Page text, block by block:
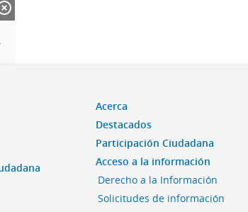
Acerca
Destacados
Participación Ciudadana
Acceso a la información
Derecho a la Información
Solicitudes de información